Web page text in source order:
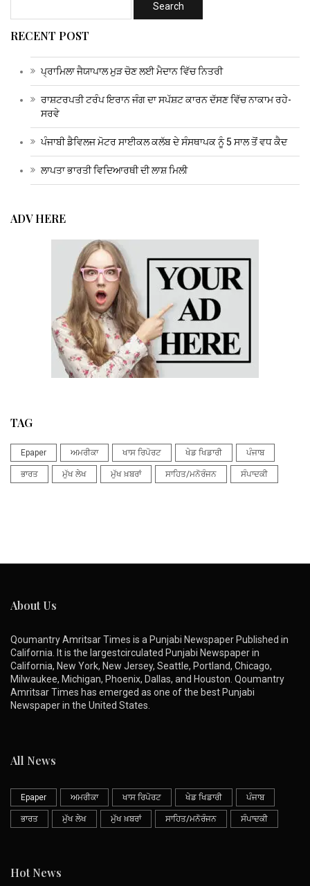
RECENT POST
ਪ੍ਰਾਮਿਲਾ ਜੈਯਾਪਾਲ ਮੁੜ ਚੋਣ ਲਈ ਮੈਦਾਨ ਵਿੱਚ ਨਿਤਰੀ
ਰਾਸ਼ਟਰਪਤੀ ਟਰੰਪ ਇਰਾਨ ਜੰਗ ਦਾ ਸਪੱਸ਼ਟ ਕਾਰਨ ਦੱਸਣ ਵਿੱਚ ਨਾਕਾਮ ਰਹੇ-
ਸਰਵੇ
ਪੰਜਾਬੀ ਡੈਵਿਲਜ ਮੋਟਰ ਸਾਈਕਲ ਕਲੱਬ ਦੇ ਸੰਸਥਾਪਕ ਨੂੰ 5 ਸਾਲ ਤੋਂ ਵਧ ਕੈਦ
ਲਾਪਤਾ ਭਾਰਤੀ ਵਿਦਿਆਰਥੀ ਦੀ ਲਾਸ਼ ਮਿਲੀ
ADV HERE
TAG
Epaper ਅਮਰੀਕਾ ਖਾਸ ਰਿਪੋਰਟ ਖੇਡ ਖਿਡਾਰੀ ਪੰਜਾਬ
ਭਾਰਤ ਮੁੱਖ ਲੇਖ ਮੁੱਖ ਖ਼ਬਰਾਂ ਸਾਹਿਤ/ਮਨੋਰੰਜਨ ਸੰਪਾਦਕੀ
About Us
Qoumantry Amritsar Times is a Punjabi Newspaper Published in
California. It is the largestcirculated Punjabi Newspaper in
California, New York, New Jersey, Seattle, Portland, Chicago,
Milwaukee, Michigan, Phoenix, Dallas, and Houston. Qoumantry
Amritsar Times has emerged as one of the best Punjabi
Newspaper in the United States.
All News
Epaper ਅਮਰੀਕਾ ਖਾਸ ਰਿਪੋਰਟ ਖੇਡ ਖਿਡਾਰੀ ਪੰਜਾਬ
ਭਾਰਤ ਮੁੱਖ ਲੇਖ ਮੁੱਖ ਖ਼ਬਰਾਂ ਸਾਹਿਤ/ਮਨੋਰੰਜਨ ਸੰਪਾਦਕੀ
Hot News